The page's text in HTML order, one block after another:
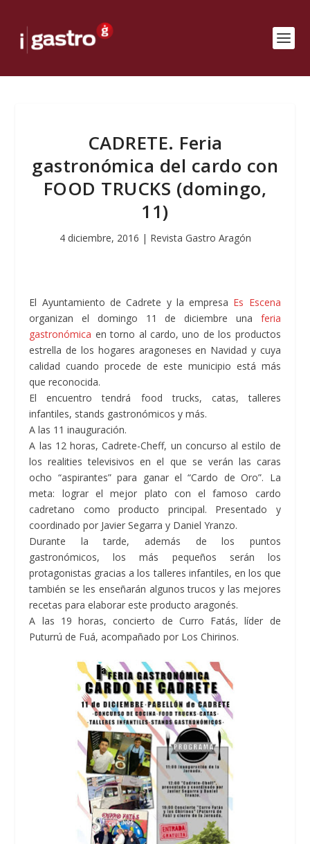
CADRETE. Feria
gastronómica del cardo con
FOOD TRUCKS (domingo,
11)
4 diciembre, 2016 | Revista Gastro Aragón
El Ayuntamiento de Cadrete y la empresa Es Escena
organizan el domingo 11 de diciembre una feria
gastronómica en torno al cardo, uno de los productos
estrella de los hogares aragoneses en Navidad y cuya
calidad cuando procede de este municipio está más
que reconocida.
El encuentro tendrá food trucks, catas, talleres
infantiles, stands gastronómicos y más.
A las 11 inauguración.
A las 12 horas, Cadrete-Cheff, un concurso al estilo de
los realities televisivos en el que se verán las caras
ocho “aspirantes” para ganar el “Cardo de Oro”. La
meta: lograr el mejor plato con el famoso cardo
cadretano como producto principal. Presentado y
coordinado por Javier Segarra y Daniel Yranzo.
Durante la tarde, además de los puntos
gastronómicos, los más pequeños serán los
protagonistas gracias a los talleres infantiles, en los que
también se les enseñarán algunos trucos y las mejores
recetas para elaborar este producto aragonés.
A las 19 horas, concierto de Curro Fatás, líder de
Puturrú de Fuá, acompañado por Los Chirinos.